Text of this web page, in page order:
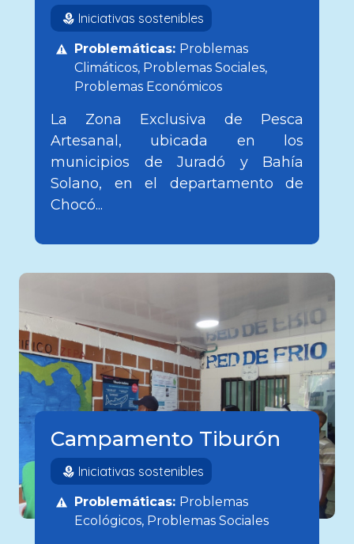
Iniciativas sostenibles
Problemáticas: Problemas
Climáticos Problemas Sociales
Problemas Económicos
La Zona Exclusiva de Pesca
Artesanal, ubicada en los
municipios de Juradó y Bahía
Solano, en el departamento de
Chocó...
Campamento Tiburón
Iniciativas sostenibles
Problemáticas: Problemas
Ecológicos Problemas Sociales